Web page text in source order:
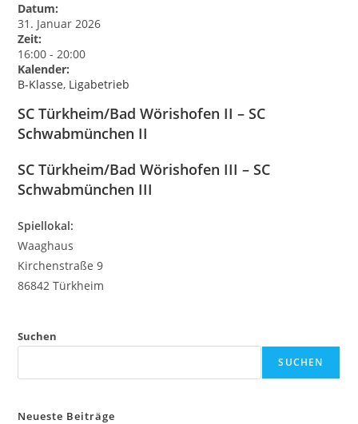
Datum:
31. Januar 2026
Zeit:
16:00 -20:00
Kalender:
B-Klasse, Ligabetrieb
SC Türkheim/Bad Wörishofen II – SC
Schwabmünchen II
SC Türkheim/Bad Wörishofen III – SC
Schwabmünchen III
Spiellokal:
Waaghaus
Kirchenstraße 9
86842 Türkheim
Suchen
SUCHEN
Neueste Beiträge